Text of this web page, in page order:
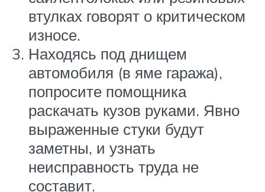
втулках говорят о критическом
износе.
Находясь под днищем
автомобиля (в яме гаража),
попросите помощника
раскачать кузов руками. Явно
выраженные стуки будут
заметны, и узнать
неисправность труда не
составит.